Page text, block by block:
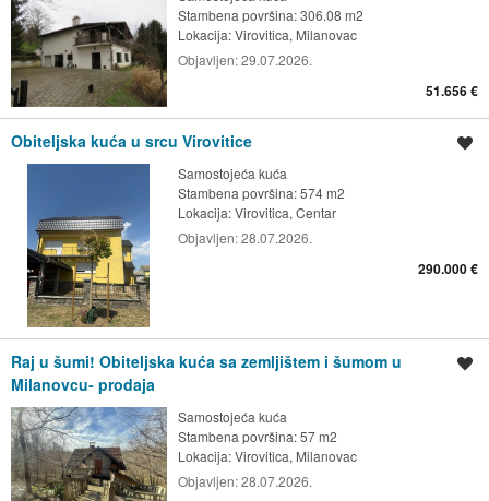
Stambena površina: 306.08 m2
Lokacija:Virovitica, Milanovac
Objavljen:29.07.2026.
51.656 €
Obiteljska kuća u srcu Virovitice
Samostojeća kuća
Stambena površina: 574 m2
Lokacija:Virovitica, Centar
Objavljen:28.07.2026.
290.000 €
Raj u šumi! Obiteljska kuća sa zemljištem i šumom u
Milanovcu- prodaja
Samostojeća kuća
Stambena površina: 57 m2
Lokacija:Virovitica, Milanovac
Objavljen:28.07.2026.